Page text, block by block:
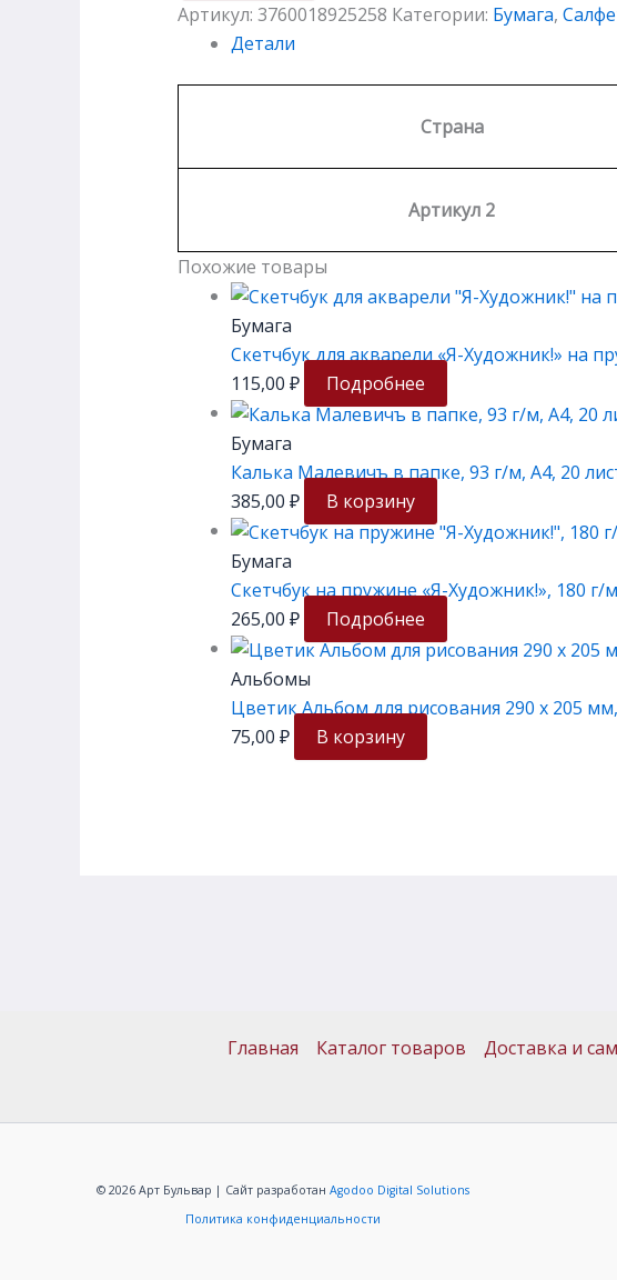
Артикул: 3760018925258 Категории: Бумага,
Детали
Страна
Артикул 2
Похожие товары
Бумага
Скетчбук для акварели «Я-Художник!» на
115,00 ₽ Подробнее
Бумага
Калька Малевичъ в папке, 93 г/м, А4, 20
385,00 ₽
В корзину
Бумага
Скетчбук на пружине «Я-Художник!», 180
265,00 ₽ Подробнее
Альбомы
Цветик Альбом для рисования 290 х 205
75,00 ₽ В корзину
Главная Каталог товаров Доставка и
© 2026 Арт Бульвар | Сайт разработанAgodoo Digital Solutions
Политика конфиденциальности